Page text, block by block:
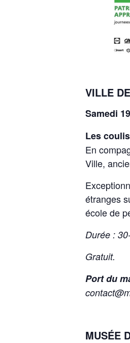
VILLE
Samedi
Les
En
Ville,
étranges
école de
Durée :
Gratuit.
Port du
MUSÉE